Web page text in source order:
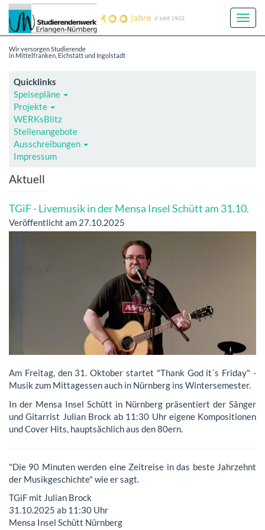
Wir versorgen Studierende
in Mittelfranken, Eichstätt und Ingolstadt
Quicklinks
Speisepläne
Projekte
WERKsBlitz
Stellenangebote
Ausschreibungen
Impressum
Aktuell
TGiF - Livemusik in der Mensa Insel Schütt am 31.10.
Veröffentlicht am 27.10.2025
Am Freitag, den 31. Oktober startet "Thank God it´s Friday" -
Musik zum Mittagessen auch in Nürnberg ins Wintersemester.
In der Mensa Insel Schütt in Nürnberg präsentiert der Sänger
und Gitarrist Julian Brock ab 11:30 Uhr eigene Kompositionen
und Cover Hits, hauptsächlich aus den 80ern.
"Die 90 Minuten werden eine Zeitreise in das beste Jahrzehnt
der Musikgeschichte" wie er sagt.
TGiF mit Julian Brock
31.10.2025 ab 11:30 Uhr
Mensa Insel Schütt Nürnberg